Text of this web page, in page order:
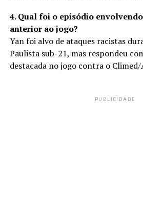
4. Qual foi o episódio
anterior ao jogo?
Yan foi alvo de ataques racistas
Paulista sub-21, mas respondeu
destacada no jogo contra o Climed/
PUBLICIDADE